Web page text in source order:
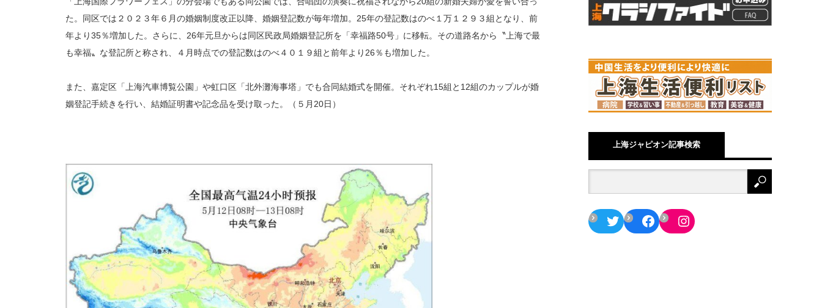
た。同区では２０２３年６月の婚姻制度改正以降、婚姻登記数が毎年増加。25年の登記数はのべ１万１２９３組となり、前
年より35％増加した。さらに、26年元旦からは同区民政局婚姻登記所を「幸福路50号」に移転。その道路名から〝上海で最
も幸福〟な登記所と称され、４月時点での登記数はのべ４０１９組と前年より26％も増加した。
また、嘉定区「上海汽車博覧公園」や虹口区「北外灘海事塔」でも合同結婚式を開催。それぞれ15組と12組のカップルが婚
姻登記手続きを行い、結婚証明書や記念品を受け取った。（５月20日）
上海ジャピオン記事検索
TwitterFacebookInstagram